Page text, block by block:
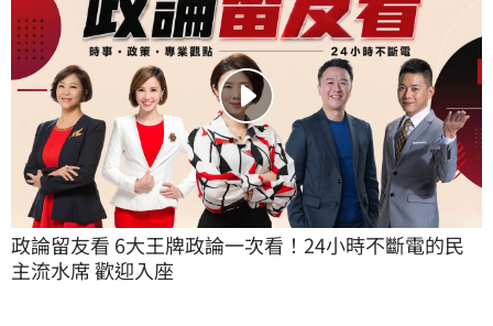
政論留友看 6大王牌政論一次看！24小時不斷電的民
主流水席 歡迎入座